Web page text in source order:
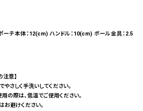
ーチ本体：12(cm) ハンドル：10(cm) ボール金具：2.5
注意】
さしく手洗いしてください。
用の際は、低温でご使用ください。
お避けください。